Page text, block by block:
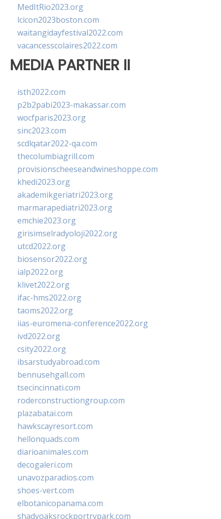
MedItRio2023.org
lcicon2023boston.com
waitangidayfestival2022.com
vacancesscolaires2022.com
MEDIA PARTNER II
isth2022.com
p2b2pabi2023-makassar.com
wocfparis2023.org
sinc2023.com
scdlqatar2022-qa.com
thecolumbiagrill.com
provisionscheeseandwineshoppe.com
khedi2023.org
akademikgeriatri2023.org
marmarapediatri2023.org
emchie2023.org
girisimselradyoloji2022.org
utcd2022.org
biosensor2022.org
ialp2022.org
klivet2022.org
ifac-hms2022.org
taoms2022.org
iias-euromena-conference2022.org
ivd2022.org
csity2022.org
ibsarstudyabroad.com
bennusehgall.com
tsecincinnati.com
roderconstructiongroup.com
plazabatai.com
hawkscayresort.com
hellonquads.com
diarioanimales.com
decogaleri.com
unavozparadios.com
shoes-vert.com
elbotanicopanama.com
shadyoaksrockportrvpark.com